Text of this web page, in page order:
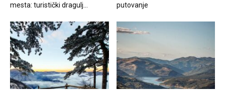
mesta: turistički dragulj...
putovanje